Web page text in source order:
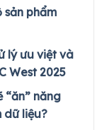
sản phẩm
lý ưu việt và
West 2025
“ăn” năng
dữ liệu?